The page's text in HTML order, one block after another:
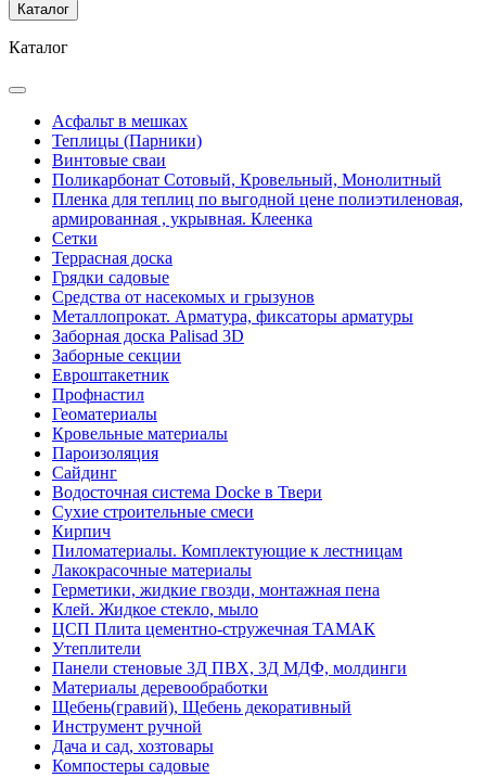
Каталог
Каталог
Асфальт в мешках
Теплицы (Парники)
Винтовые сваи
Поликарбонат Сотовый, Кровельный, Монолитный
Пленка для теплиц по выгодной цене полиэтиленовая,
армированная , укрывная. Клеенка
Сетки
Террасная доска
Грядки садовые
Средства от насекомых и грызунов
Металлопрокат. Арматура, фиксаторы арматуры
Заборная доска Palisad 3D
Заборные секции
Евроштакетник
Профнастил
Геоматериалы
Кровельные материалы
Пароизоляция
Сайдинг
Водосточная система Docke в Твери
Сухие строительные смеси
Кирпич
Пиломатериалы. Комплектующие к лестницам
Лакокрасочные материалы
Герметики, жидкие гвозди, монтажная пена
Клей. Жидкое стекло, мыло
ЦСП Плита цементно-стружечная ТАМАК
Утеплители
Панели стеновые 3Д ПВХ, 3Д МДФ, молдинги
Материалы деревообработки
Щебень(гравий), Щебень декоративный
Инструмент ручной
Дача и сад, хозтовары
Компостеры садовые